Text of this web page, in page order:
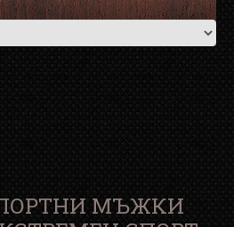
МЪЖКИ